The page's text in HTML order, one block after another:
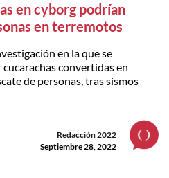
en cyborg podrían
en terremotos
en la que se
convertidas en
de personas, tras sismos
Redacción 2022
Septiembre 28, 2022